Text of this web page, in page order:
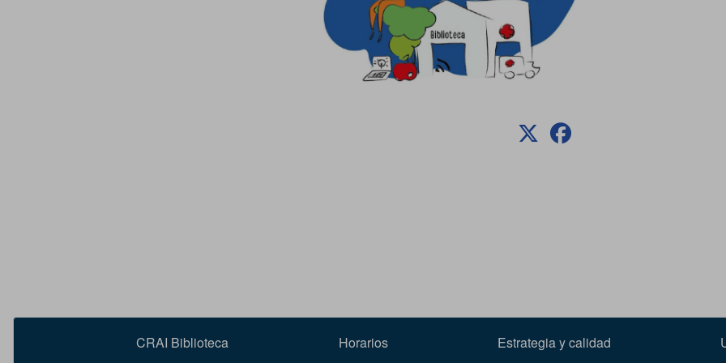
CRAI Biblioteca Horarios Estrategia y calidad